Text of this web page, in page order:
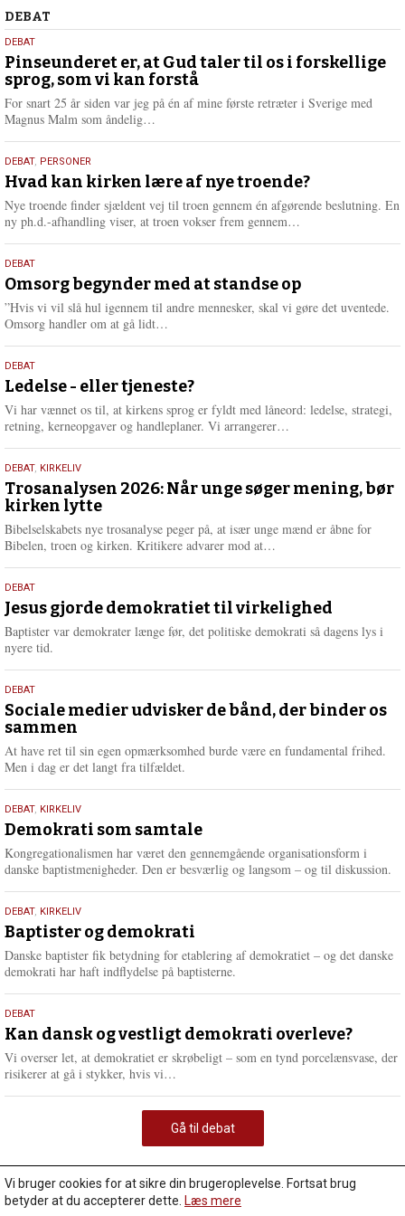
Debat
DEBAT
5.
august
2026
DEBAT
Pinseunderet er, at Gud taler til os i forskellige
sprog, som vi kan forstå
For snart 25 år siden var jeg på én af mine første retræter i Sverige med
Magnus Malm som åndelig…
e
r
e
25.
juli
2026
DEBAT, PERSONER
Hvad kan kirken lære af nye troende?
Nye troende finder sjældent vej til troen gennem én afgørende beslutning. En
ny ph.d.-afhandling viser, at troen vokser frem gennem…
e
r
e
9.
juli
2026
DEBAT
Omsorg begynder med at standse op
”Hvis vi vil slå hul igennem til andre mennesker, skal vi gøre det uventede.
Omsorg handler om at gå lidt…
e
r
e
10.
juni
2026
DEBAT
Ledelse - eller tjeneste?
Vi har vænnet os til, at kirkens sprog er fyldt med låneord: ledelse, strategi,
retning, kerneopgaver og handleplaner. Vi arrangerer…
e
2.
juni
2026
DEBAT, KIRKELIV
Trosanalysen 2026: Når unge søger mening, bør
kirken lytte
Bibelselskabets nye trosanalyse peger på, at især unge mænd er åbne for
Bibelen, troen og kirken. Kritikere advarer mod at…
e
r
18.
maj
2026
DEBAT
Jesus gjorde demokratiet til virkelighed
Baptister var demokrater længe før, det politiske demokrati så dagens lys i
nyere tid.
18.
maj
2026
DEBAT
Sociale medier udvisker de bånd, der binder os
sammen
At have ret til sin egen opmærksomhed burde være en fundamental frihed.
Men i dag er det langt fra tilfældet.
18.
maj
2026
DEBAT, KIRKELIV
Demokrati som samtale
Kongregationalismen har været den gennemgående organisationsform i
danske baptistmenigheder. Den er besværlig og langsom – og til diskussion.
18.
maj
2026
DEBAT, KIRKELIV
Baptister og demokrati
Danske baptister fik betydning for etablering af demokratiet – og det danske
demokrati har haft indflydelse på baptisterne.
18.
maj
2026
DEBAT
Kan dansk og vestligt demokrati overleve?
Vi overser let, at demokratiet er skrøbeligt – som en tynd porcelænsvase, der
risikerer at gå i stykker, hvis vi…
m
e
e
Gå til debat
Vi bruger cookies for at sikre din brugeroplevelse. Fortsat brug
betyder at du accepterer dette. Læs mere